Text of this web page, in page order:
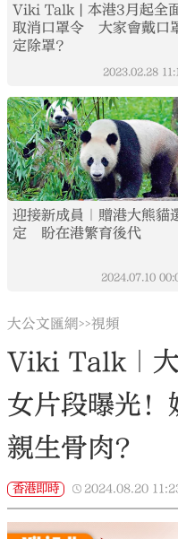
Viki Talk | 本港3月起全面
取消口罩令 大家會戴口
定除罩？
2023.02.28
迎接新成員｜贈港大熊貓
定 盼在港繁育後代
2024.07.10
大公文匯網>>視頻
Viki Talk｜
女片段曝光！
親生骨肉？
香港即時 2024.08.20